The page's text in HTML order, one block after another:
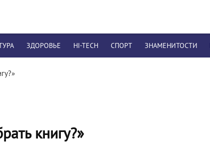
ЗДОРОВЬЕ HI-TECH СПОРТ ЗНАМЕНИТОСТИ
книгу?»